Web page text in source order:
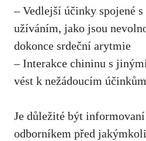
– Vedlejší účinky spojené s
užíváním, jako jsou
dokonce srdeční arytmie
– Interakce chininu s
vést k nežádoucím účinkům
Je důležité být
odborníkem před